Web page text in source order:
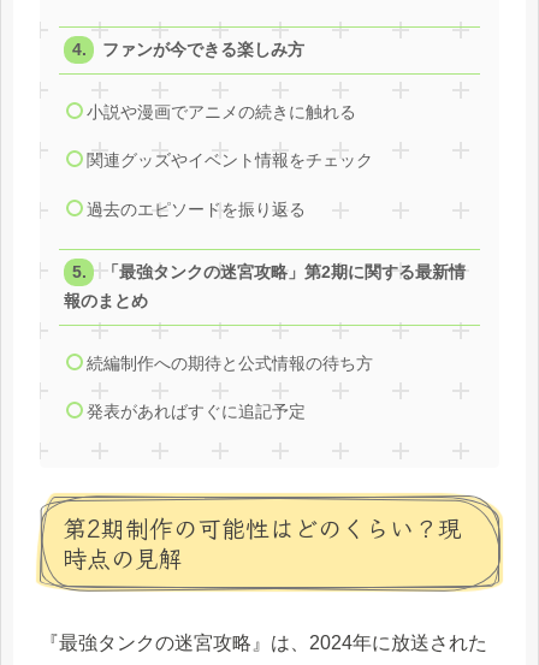
ファンが今できる楽しみ方
小説や漫画でアニメの続きに触れる
関連グッズやイベント情報をチェック
過去のエピソードを振り返る
「最強タンクの迷宮攻略」第2期に関する最新情
報のまとめ
続編制作への期待と公式情報の待ち方
発表があればすぐに追記予定
第2期制作の可能性はどのくらい？現
時点の見解
『最強タンクの迷宮攻略』は、2024年に放送された